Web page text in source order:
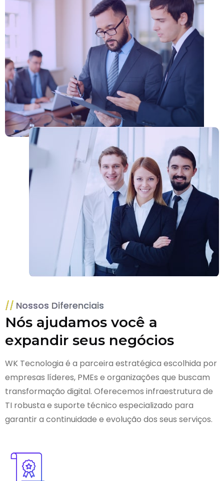
Nossos Diferenciais
Nós ajudamos você a
expandir seus negócios
WK Tecnologia é a parceira estratégica escolhida por
empresas líderes, PMEs e organizações que buscam
transformação digital. Oferecemos infraestrutura de
TI robusta e suporte técnico especializado para
garantir a continuidade e evolução dos seus serviços.